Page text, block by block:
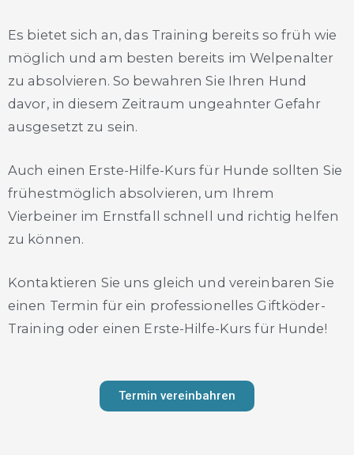
Es bietet sich an, das Training bereits so früh wie
möglich und am besten bereits im Welpenalter
zu absolvieren. So bewahren Sie Ihren Hund
davor, in diesem Zeitraum ungeahnter Gefahr
ausgesetzt zu sein.
Auch einen Erste-Hilfe-Kurs für Hunde sollten Sie
frühestmöglich absolvieren, um Ihrem
Vierbeiner im Ernstfall schnell und richtig helfen
zu können.
Kontaktieren Sie uns gleich und vereinbaren Sie
einen Termin für ein professionelles Giftköder-
Training oder einen Erste-Hilfe-Kurs für Hunde!
Termin vereinbahren